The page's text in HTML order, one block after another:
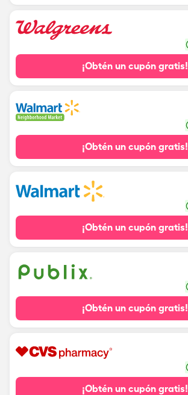
¡Obtén un cupón gratis!
¡Obtén un cupón gratis!
¡Obtén un cupón gratis!
¡Obtén un cupón gratis!
¡Obtén un cupón gratis!